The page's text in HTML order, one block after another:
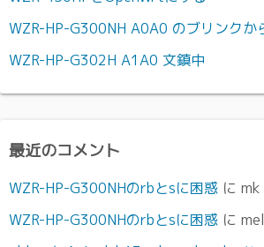
WZR-HP-G300NH A0A0 のブリンクか
WZR-HP-G302H A1A0 文鎮中
最近のコメント
WZR-HP-G300NHのrbとsに困惑 に mk
WZR-HP-G300NHのrbとsに困惑 に